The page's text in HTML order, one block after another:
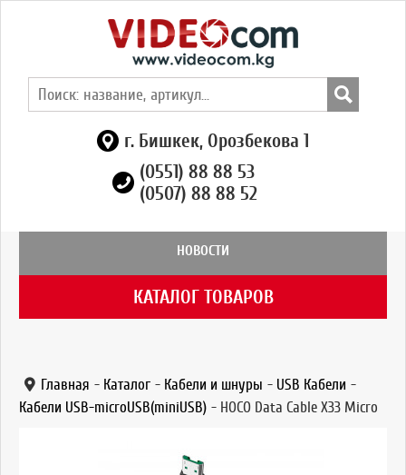
г. Бишкек, Орозбекова 1
(0551) 88 88 53
(0507) 88 88 52
НОВОСТИ
КАТАЛОГ ТОВАРОВ
Главная - Каталог - Кабели и шнуры - USB Кабели -
Кабели USB-microUSB(miniUSB) - HOCO Data Cable X33 Micro